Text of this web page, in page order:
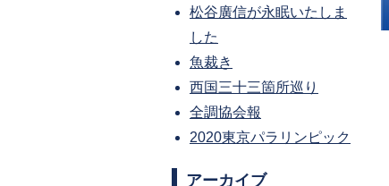
松谷廣信が永眠いたしま
した
魚裁き
西国三十三箇所巡り
全調協会報
2020東京パラリンピック
アーカイブ